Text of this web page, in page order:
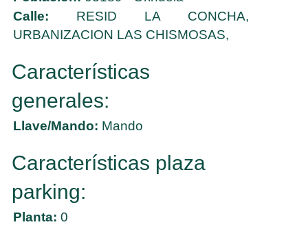
Calle: RESID LA CONCHA,
URBANIZACION LAS CHISMOSAS,
Características
generales:
Llave/Mando: Mando
Características plaza
parking:
Planta: 0